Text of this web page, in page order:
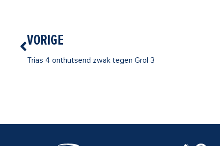
Vorige
VORIGE
Trias 4 onthutsend zwak tegen Grol 3